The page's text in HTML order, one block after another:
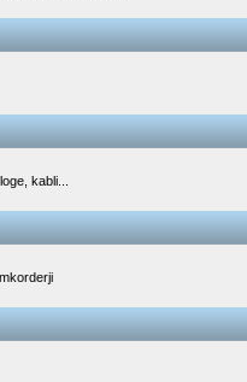
kabli...